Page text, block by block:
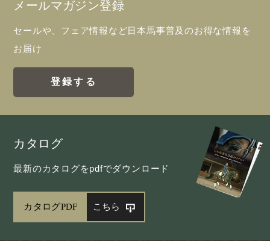
メールマガジン登録
セールや、フェア情報など日本馬事普及のお得な情報を
お届け
登録する
カタログ
最新のカタログをpdfでダウンロード
カタログPDF こちら